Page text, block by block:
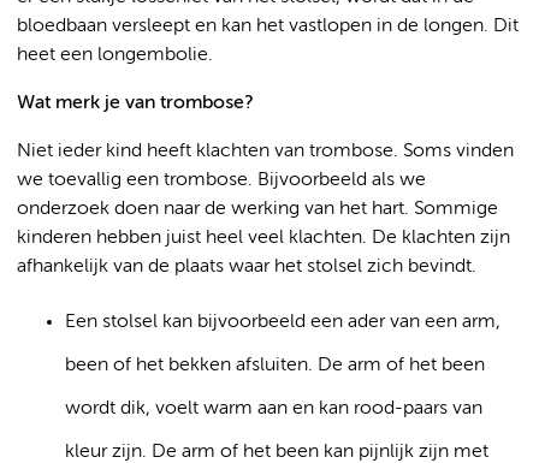
bloedbaan versleept en kan het vastlopen in de longen. Dit
heet een longembolie.
Wat merk je van trombose?
Niet ieder kind heeft klachten van trombose. Soms vinden
we toevallig een trombose. Bijvoorbeeld als we
onderzoek doen naar de werking van het hart. Sommige
kinderen hebben juist heel veel klachten. De klachten zijn
afhankelijk van de plaats waar het stolsel zich bevindt.
Een stolsel kan bijvoorbeeld een ader van een arm,
been of het bekken afsluiten. De arm of het been
wordt dik, voelt warm aan en kan rood-paars van
kleur zijn. De arm of het been kan pijnlijk zijn met